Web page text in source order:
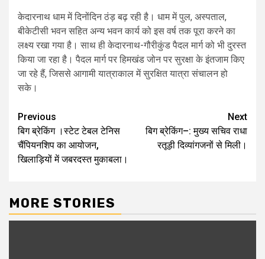
केदारनाथ धाम में दिनोंदिन ठंड़ बढ़ रही है। धाम में पुल, अस्पताल,
बीकेटीसी भवन सहित अन्य भवन कार्य को इस वर्ष तक पूरा करने का
लक्ष्य रखा गया है। साथ ही केदारनाथ-गौरीकुंड पैदल मार्ग को भी दुरस्त
किया जा रहा है। पैदल मार्ग पर हिमखंड जोन पर सुरक्षा के इंतजाम किए
जा रहे हैं, जिससे आगामी यात्राकाल में सुरक्षित यात्रा संचालन हो
सके।
Post
navigation
Previous
बिग ब्रेकिंग ।स्टेट टेबल टेनिस
चैंपियनशिप का आयोजन,
खिलाड़ियों में जबरदस्त मुकाबला।
Next
बिग ब्रेकिंग–: मुख्य सचिव राधा
रतूड़ी दिव्यांगजनों से मिली।
MORE STORIES